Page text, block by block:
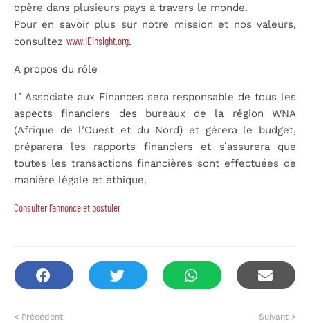
opère dans plusieurs pays à travers le monde.
Pour en savoir plus sur notre mission et nos valeurs,
consultez www.IDinsight.org.
A propos du rôle
L’ Associate aux Finances sera responsable de tous les
aspects financiers des bureaux de la région WNA
(Afrique de l’Ouest et du Nord) et gérera le budget,
préparera les rapports financiers et s’assurera que
toutes les transactions financières sont effectuées de
manière légale et éthique.
Consulter l’annonce et postuler
< Précédent Suivant >